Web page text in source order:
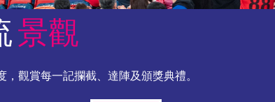
景觀
，觀賞每一記攔截、達陣及頒獎典禮。